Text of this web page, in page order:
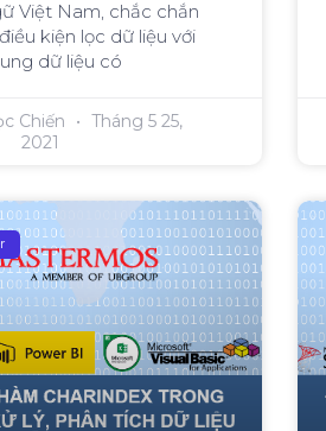
Việt Nam, chắc chắn
kiện lọc dữ liệu với
dữ liệu có
Chiến
Tháng 5 25,
2021